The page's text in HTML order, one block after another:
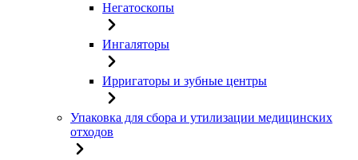
Негатоскопы
Ингаляторы
Ирригаторы и зубные центры
Упаковка для сбора и утилизации медицинских
отходов